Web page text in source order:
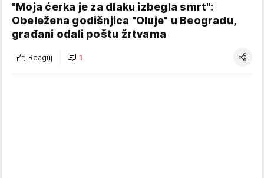
"Moja ćerka je za dlaku izbegla smrt":
Obeležena godišnjica "Oluje" u Beogradu,
građani odali poštu žrtvama
Reaguj 1